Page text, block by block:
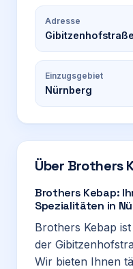
Adresse
Einzugsgebiet
Nürnberg
Über Brothers
Brothers Kebap:
Spezialitäten in
Brothers Kebap
der
Wir bieten Ihnen